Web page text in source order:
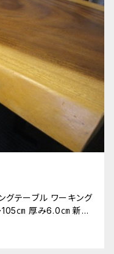
グテーブル ワーキング
㎝ 厚み6.0㎝ 新築